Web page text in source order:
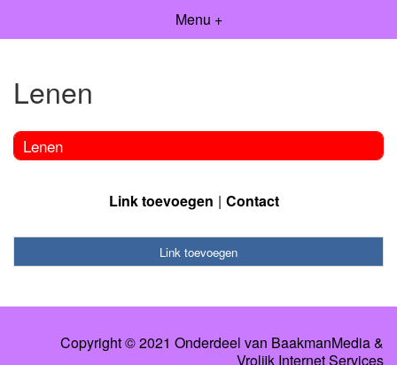
Menu +
Lenen
Lenen
Link toevoegen Contact
Link toevoegen
Copyright © 2021 Onderdeel van BaakmanMedia&
Vrolijk Internet Services